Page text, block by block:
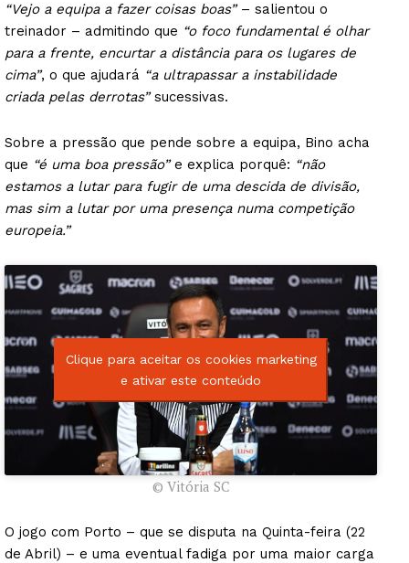
“Vejo a equipa a fazer coisas boas” – salientou o
treinador – admitindo que “o foco fundamental é olhar
para a frente, encurtar a distância para os lugares de
cima”, o que ajudará “a ultrapassar a instabilidade
criada pelas derrotas”sucessivas.
Sobre a pressão que pende sobre a equipa, Bino acha
que “é uma boa pressão”e explica porquê: “não
estamos a lutar para fugir de uma descida de divisão,
mas sim a lutar por uma presença numa competição
europeia.”
Clique para aceitar os cookies marketing
e ativar este conteúdo
© Vitória SC
O jogo com Porto – que se disputa na Quinta-feira (22
de Abril) – e uma eventual fadiga por uma maior carga